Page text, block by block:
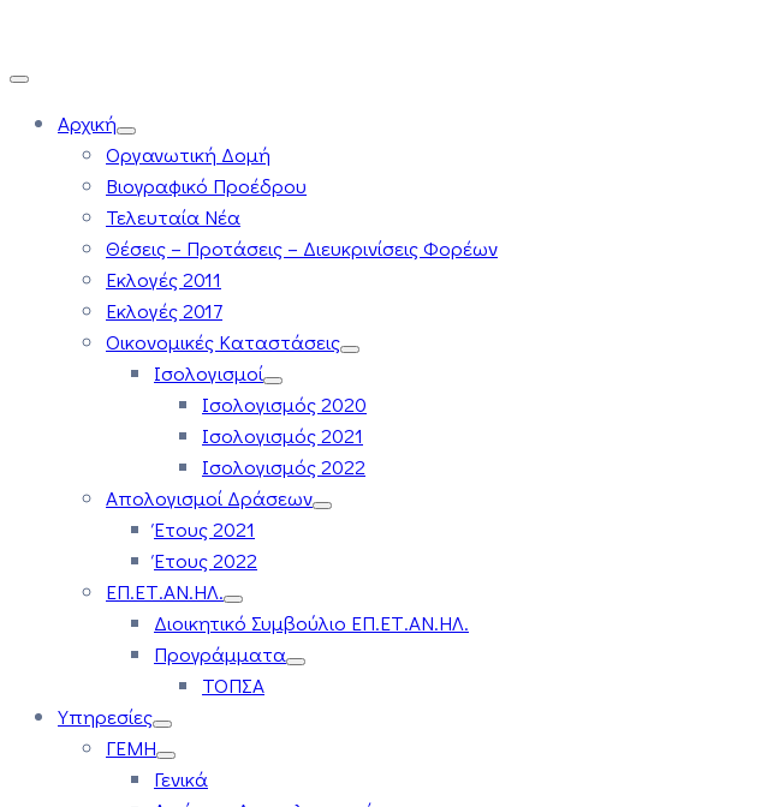
Αρχική
Οργανωτική Δομή
Βιογραφικό Προέδρου
Τελευταία Νέα
Θέσεις – Προτάσεις – Διευκρινίσεις Φορέων
Εκλογές 2011
Εκλογές 2017
Οικονομικές Καταστάσεις
Ισολογισμοί
Ισολογισμός 2020
Ισολογισμός 2021
Ισολογισμός 2022
Απολογισμοί Δράσεων
Έτους 2021
Έτους 2022
ΕΠ.ΕΤ.ΑΝ.ΗΛ.
Διοικητικό Συμβούλιο ΕΠ.ΕΤ.ΑΝ.ΗΛ.
Προγράμματα
ΤΟΠΣΑ
Υπηρεσίες
ΓΕΜΗ
Γενικά